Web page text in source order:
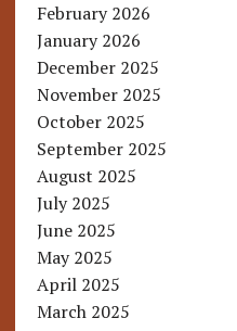
February 2026
January 2026
December 2025
November 2025
October 2025
September 2025
August 2025
July 2025
June 2025
May 2025
April 2025
March 2025